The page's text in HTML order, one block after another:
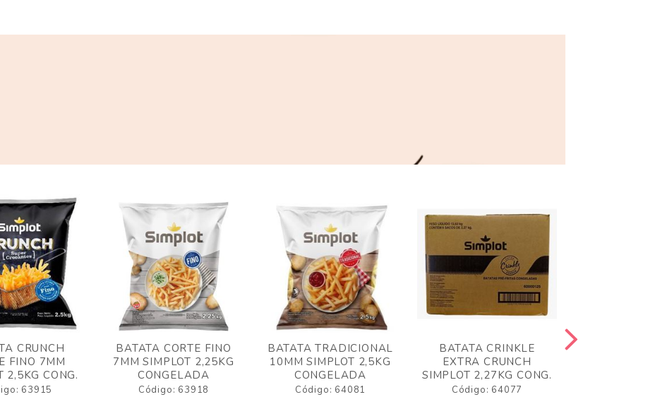
CRUNCH
FINO 7MM
2,5KG CONG.
63915
BATATA CORTE FINO
7MM SIMPLOT 2,25KG
CONGELADA
Código: 63918
BATATA TRADICIONAL
10MM SIMPLOT 2,5KG
CONGELADA
Código: 64081
BATATA CRINKLE
EXTRA CRUNCH
SIMPLOT 2,27KG CONG.
Código: 64077